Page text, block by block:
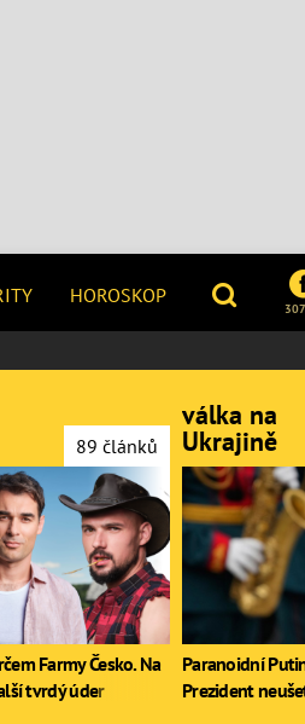
HOROSKOP
89 článků
Farmy Česko. Na
tvrdý úder
válka na
Ukrajině
Paranoidní
Prezident